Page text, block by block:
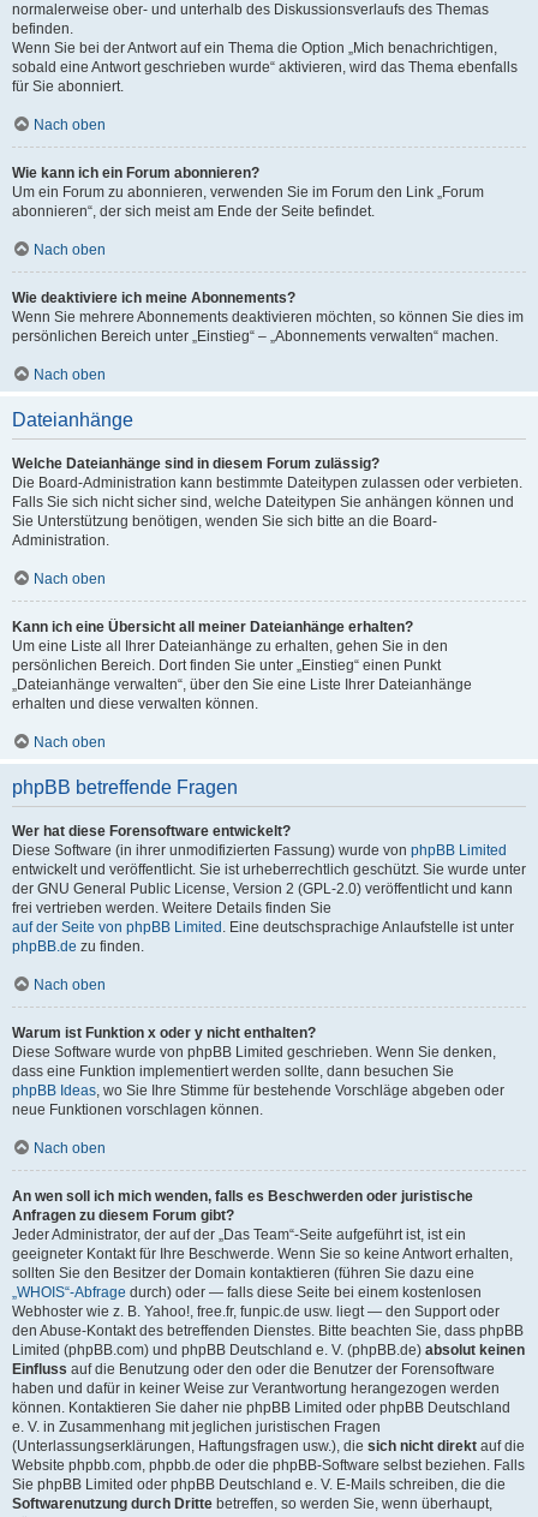
normalerweise ober- und unterhalb des Diskussionsverlaufs des Themas
befinden.
Wenn Sie bei der Antwort auf ein Thema die Option „Mich benachrichtigen,
sobald eine Antwort geschrieben wurde“ aktivieren, wird das Thema ebenfalls
für Sie abonniert.
Nach oben
Wie kann ich ein Forum abonnieren?
Um ein Forum zu abonnieren, verwenden Sie im Forum den Link „Forum
abonnieren“, der sich meist am Ende der Seite befindet.
Nach oben
Wie deaktiviere ich meine Abonnements?
Wenn Sie mehrere Abonnements deaktivieren möchten, so können Sie dies im
persönlichen Bereich unter „Einstieg“ – „Abonnements verwalten“ machen.
Nach oben
Dateianhänge
Welche Dateianhänge sind in diesem Forum zulässig?
Die Board-Administration kann bestimmte Dateitypen zulassen oder verbieten.
Falls Sie sich nicht sicher sind, welche Dateitypen Sie anhängen können und
Sie Unterstützung benötigen, wenden Sie sich bitte an die Board-
Administration.
Nach oben
Kann ich eine Übersicht all meiner Dateianhänge erhalten?
Um eine Liste all Ihrer Dateianhänge zu erhalten, gehen Sie in den
persönlichen Bereich. Dort finden Sie unter „Einstieg“ einen Punkt
„Dateianhänge verwalten“, über den Sie eine Liste Ihrer Dateianhänge
erhalten und diese verwalten können.
Nach oben
phpBB betreffende Fragen
Wer hat diese Forensoftware entwickelt?
Diese Software (in ihrer unmodifizierten Fassung) wurde von phpBB Limited
entwickelt und veröffentlicht. Sie ist urheberrechtlich geschützt. Sie wurde unter
der GNU General Public License, Version 2 (GPL-2.0) veröffentlicht und kann
frei vertrieben werden. Weitere Details finden Sie
auf der Seite von phpBB Limited . Eine deutschsprachige Anlaufstelle ist unter
phpBB.de zu finden.
Nach oben
Warum ist Funktion x oder y nicht enthalten?
Diese Software wurde von phpBB Limited geschrieben. Wenn Sie denken,
dass eine Funktion implementiert werden sollte, dann besuchen Sie
phpBB Ideas, wo Sie Ihre Stimme für bestehende Vorschläge abgeben oder
neue Funktionen vorschlagen können.
Nach oben
An wen soll ich mich wenden, falls es Beschwerden oder juristische
Anfragen zu diesem Forum gibt?
Jeder Administrator, der auf der „Das Team“-Seite aufgeführt ist, ist ein
geeigneter Kontakt für Ihre Beschwerde. Wenn Sie so keine Antwort erhalten,
sollten Sie den Besitzer der Domain kontaktieren (führen Sie dazu eine
„WHOIS“-Abfrage durch) oder — falls diese Seite bei einem kostenlosen
Webhoster wie z. B. Yahoo!, free.fr, funpic.de usw. liegt — den Support oder
den Abuse-Kontakt des betreffenden Dienstes. Bitte beachten Sie, dass phpBB
Limited (phpBB.com) und phpBB Deutschland e. V. (phpBB.de) absolut keinen
Einfluss auf die Benutzung oder den oder die Benutzer der Forensoftware
haben und dafür in keiner Weise zur Verantwortung herangezogen werden
können. Kontaktieren Sie daher nie phpBB Limited oder phpBB Deutschland
e. V. in Zusammenhang mit jeglichen juristischen Fragen
(Unterlassungserklärungen, Haftungsfragen usw.), die sich nicht direkt auf die
Website phpbb.com, phpbb.de oder die phpBB-Software selbst beziehen. Falls
Sie phpBB Limited oder phpBB Deutschland e. V. E-Mails schreiben, die die
Softwarenutzung durch Dritte betreffen, so werden Sie, wenn überhaupt,